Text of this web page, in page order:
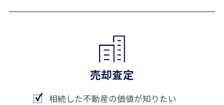
売却査定
相続した不動産の価値が知りたい